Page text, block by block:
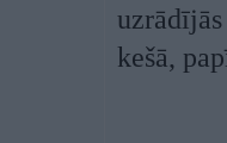
kešā,